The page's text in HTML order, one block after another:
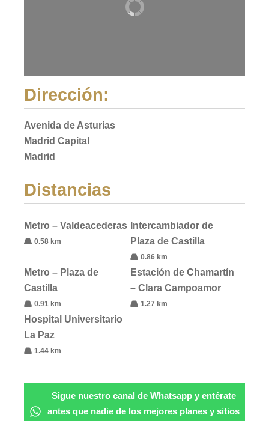
Dirección:
Avenida de Asturias
Madrid Capital
Madrid
Distancias
Metro – Valdeacederas
0.58 km
Intercambiador de
Plaza de Castilla
0.86 km
Metro – Plaza de
Castilla
0.91 km
Estación de Chamartín
– Clara Campoamor
1.27 km
Hospital Universitario
La Paz
1.44 km
Sigue nuestro canal de Whatsapp y entérate
antes que nadie de los mejores planes y sitios